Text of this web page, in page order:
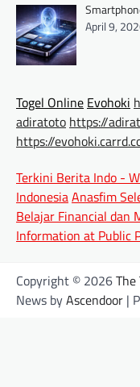
April 9,
Togel Online Evohoki
adiratoto https://
https://
Terkini Berita Indo -
IndonesiaAnasfim
Belajar Financial dan
Information at Public
Copyright © 2026The
News byAscendoor |